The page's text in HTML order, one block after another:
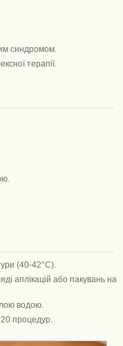
синдромом.
терапії.
(40-42°C).
аплікацій або пакувань на
водою.
20 процедур.